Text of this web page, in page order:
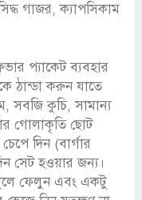
গাজর, ক্যাপসিকাম
প্যাকেট ব্যবহার
ঠান্ডা করুন যাতে
সবজি কুচি, সামান্য
গোলাকৃতি ছোট
দিন (বার্গার
সেট হওয়ার জন্য।
ফেলুন এবং একটু